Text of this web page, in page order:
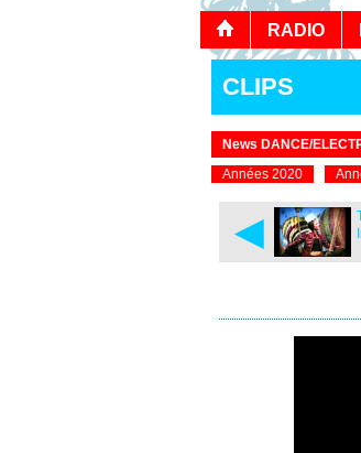
RADIO
CLIPS
News DANCE/
Années 2020
◄